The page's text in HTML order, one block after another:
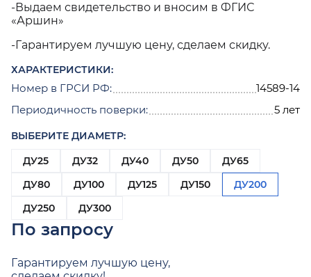
-Выдаем свидетельство и вносим в ФГИС
«Аршин»
-Гарантируем лучшую цену, сделаем скидку.
ХАРАКТЕРИСТИКИ:
Номер в ГРСИ РФ:
14589-14
Периодичность поверки:
5 лет
ВЫБЕРИТЕ ДИАМЕТР:
ДУ25
ДУ32 ДУ40 ДУ50
ДУ65
ДУ80
ДУ100 ДУ125 ДУ150
ДУ200
ДУ250
ДУ300
По запросу
Гарантируем лучшую цену,